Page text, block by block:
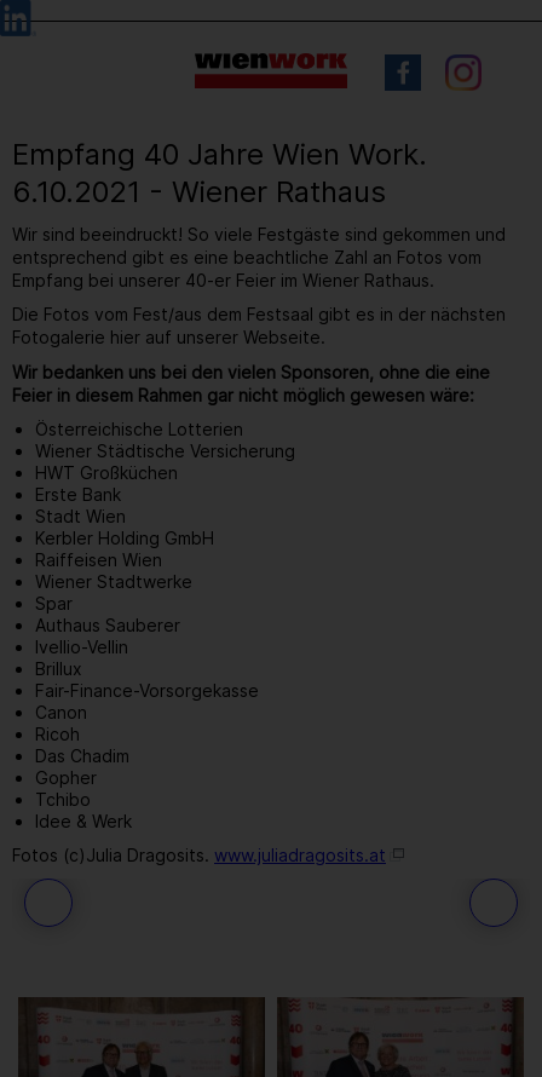
Barrierefreie
Bedienung
Sprachauswahl
Empfang 40 Jahre Wien Work.
6.10.2021 - Wiener Rathaus
Wir sind beeindruckt! So viele Festgäste sind gekommen und
entsprechend gibt es eine beachtliche Zahl an Fotos vom
Empfang bei unserer 40-er Feier im Wiener Rathaus.
Die Fotos vom Fest/aus dem Festsaal gibt es in der nächsten
Fotogalerie hier auf unserer Webseite.
Wir bedanken uns bei den vielen Sponsoren, ohne die eine
Feier in diesem Rahmen gar nicht möglich gewesen wäre:
Österreichische Lotterien
Wiener Städtische Versicherung
HWT Großküchen
Erste Bank
Stadt Wien
Kerbler Holding GmbH
Raiffeisen Wien
Wiener Stadtwerke
Spar
Authaus Sauberer
Ivellio-Vellin
Brillux
Fair-Finance-Vorsorgekasse
Canon
Ricoh
Das Chadim
Gopher
Tchibo
Idee & Werk
Fotos (c)Julia Dragosits. www.juliadragosits.at
68 / 109